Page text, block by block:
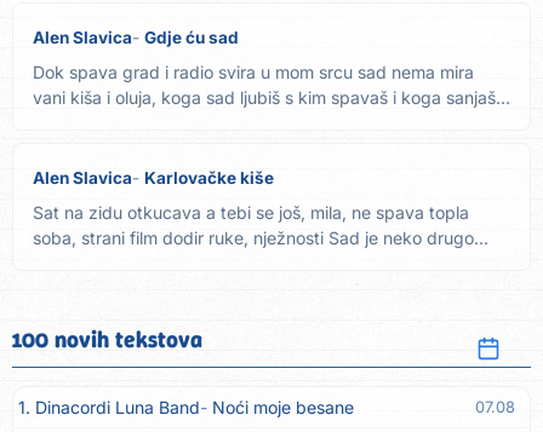
Alen Slavica Gdje ću sad
Dok spava grad i radio svira u mom srcu sad nema mira
vani kiša i oluja, koga sad ljubiš s kim spavaš i koga sanjaš
Alen Slavica Karlovačke kiše
Sat na zidu otkucava a tebi se još, mila, ne spava topla
soba, strani film dodir ruke, nježnosti Sad je neko drugo...
100 novih tekstova
1. Dinacordi Luna Band Noći moje besane 07.08